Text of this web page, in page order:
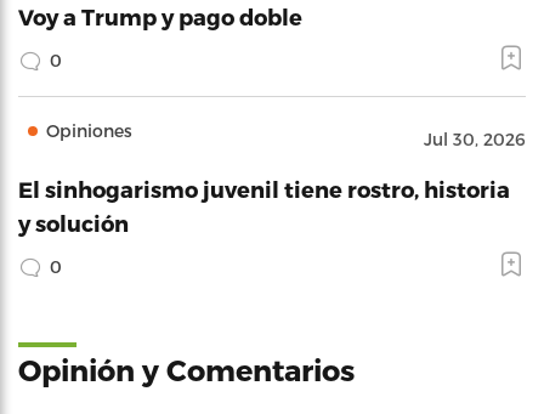
Voy a Trump y pago doble
0
Opiniones Jul 30, 2026
El sinhogarismo juvenil tiene rostro, historia
y solución
0
Opinión y Comentarios